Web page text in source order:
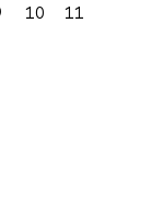
10
11